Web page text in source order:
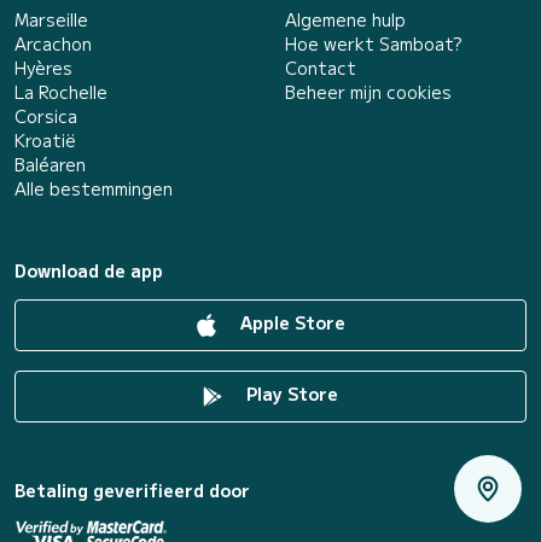
Marseille
Arcachon
Hyères
La Rochelle
Corsica
Kroatië
Baléaren
Alle bestemmingen
Algemene hulp
Hoe werkt Samboat?
Contact
Beheer mijn cookies
Download de app
Apple Store
Play Store
Betaling geverifieerd door